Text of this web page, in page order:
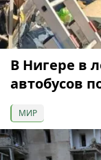
В Нигере в
автобусов
МИР